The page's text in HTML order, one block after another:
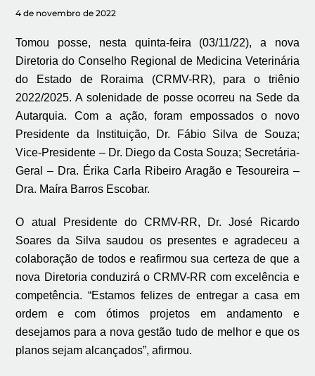
4 de novembro de 2022
Tomou posse, nesta quinta-feira (03/11/22), a nova
Diretoria do Conselho Regional de Medicina Veterinária
do Estado de Roraima (CRMV-RR), para o triênio
2022/2025. A solenidade de posse ocorreu na Sede da
Autarquia. Com a ação, foram empossados o novo
Presidente da Instituição, Dr. Fábio Silva de Souza;
Vice-Presidente – Dr. Diego da Costa Souza; Secretária-
Geral – Dra. Érika Carla Ribeiro Aragão e Tesoureira –
Dra. Maíra Barros Escobar.
O atual Presidente do CRMV-RR, Dr. José Ricardo
Soares da Silva saudou os presentes e agradeceu a
colaboração de todos e reafirmou sua certeza de que a
nova Diretoria conduzirá o CRMV-RR com excelência e
competência. “Estamos felizes de entregar a casa em
ordem e com ótimos projetos em andamento e
desejamos para a nova gestão tudo de melhor e que os
planos sejam alcançados”, afirmou.